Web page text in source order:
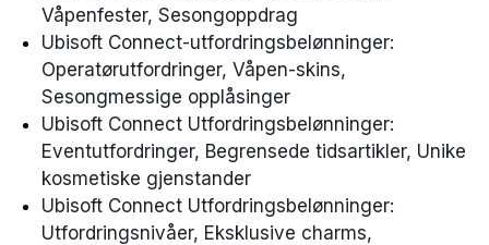
Våpenfester, Sesongoppdrag
Ubisoft Connect-utfordringsbelønninger:
Operatørutfordringer, Våpen-skins,
Sesongmessige opplåsinger
Ubisoft Connect Utfordringsbelønninger:
Eventutfordringer, Begrensede tidsartikler, Unike
kosmetiske gjenstander
Ubisoft Connect Utfordringsbelønninger:
Utfordringsnivåer, Eksklusive charms,